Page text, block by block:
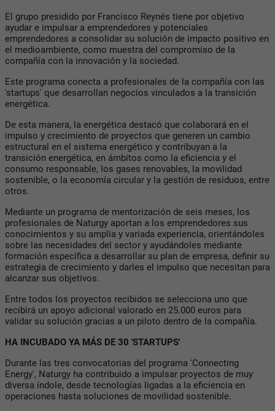
El grupo presidido por Francisco Reynés tiene por objetivo
ayudar e impulsar a emprendedores y potenciales
emprendedores a consolidar su solución de impacto positivo en
el medioambiente, como muestra del compromiso de la
compañía con la innovación y la sociedad.
Este programa conecta a profesionales de la compañía con las
'startups' que desarrollan negocios vinculados a la transición
energética.
De esta manera, la energética destacó que colaborará en el
impulso y crecimiento de proyectos que generen un cambio
estructural en el sistema energético y contribuyan a la
transición energética, en ámbitos como la eficiencia y el
consumo responsable, los gases renovables, la movilidad
sostenible, o la economía circular y la gestión de residuos, entre
otros.
Mediante un programa de mentorización de seis meses, los
profesionales de Naturgy aportan a los emprendedores sus
conocimientos y su amplia y variada experiencia, orientándoles
sobre las necesidades del sector y ayudándoles mediante
formación específica a desarrollar su plan de empresa, definir su
estrategia de crecimiento y darles el impulso que necesitan para
alcanzar sus objetivos.
Entre todos los proyectos recibidos se selecciona uno que
recibirá un apoyo adicional valorado en 25.000 euros para
validar su solución gracias a un piloto dentro de la compañía.
HA INCUBADO YA MÁS DE 30 'STARTUPS'
Durante las tres convocatorias del programa 'Connecting
Energy', Naturgy ha contribuido a impulsar proyectos de muy
diversa índole, desde tecnologías ligadas a la eficiencia en
operaciones hasta soluciones de movilidad sostenible.